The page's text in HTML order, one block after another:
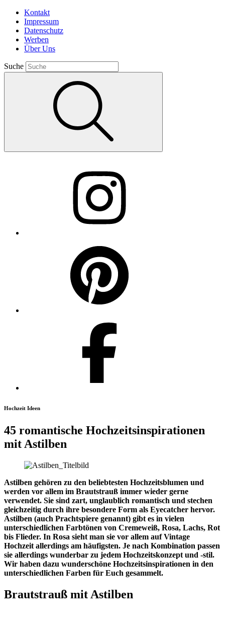
Kontakt
Impressum
Datenschutz
Werben
Über Uns
Suche
Hochzeit Ideen
45 romantische Hochzeitsinspirationen
mit Astilben
Astilben gehören zu den beliebtesten Hochzeitsblumen und
werden vor allem im Brautstrauß immer wieder gerne
verwendet. Sie sind zart, unglaublich romantisch und stechen
gleichzeitig durch ihre besondere Form als Eyecatcher hervor.
Astilben (auch Prachtspiere genannt) gibt es in vielen
unterschiedlichen Farbtönen von Cremeweiß, Rosa, Lachs, Rot
bis Flieder. In Rosa sieht man sie vor allem auf Vintage
Hochzeit allerdings am häufigsten. Je nach Kombination passen
sie allerdings wunderbar zu jedem Hochzeitskonzept und -stil.
Wir haben dazu wunderschöne Hochzeitsinspirationen in den
unterschiedlichen Farben für Euch gesammelt.
Brautstrauß mit Astilben